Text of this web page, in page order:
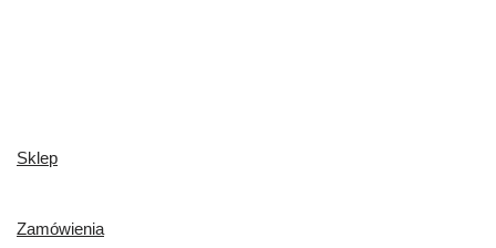
Sklep
Zamówienia